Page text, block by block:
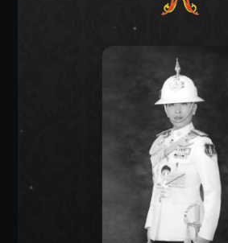
SIAMRATH
THE BEST